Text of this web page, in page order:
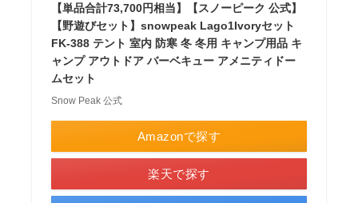
【単品合計73,700円相当】【スノーピーク 公式】
【野遊びセット】snowpeak Lago1Ivoryセット
FK-388 テント 室内 防寒 冬 冬用 キャンプ用品 キ
ャンプ アウトドア バーベキュー アメニティドー
ムセット
Snow Peak 公式
Amazonで探す
楽天で探す